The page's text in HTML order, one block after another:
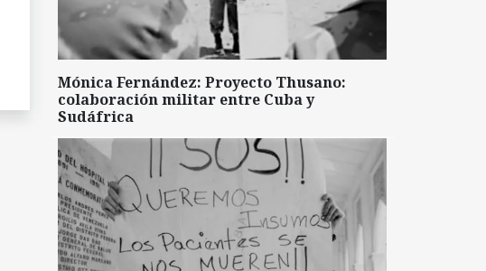
Mónica Fernández: Proyecto Thusano:
colaboración militar entre Cuba y
Sudáfrica